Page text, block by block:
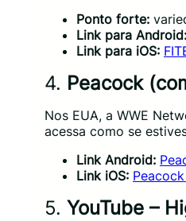
Ponto forte:
Link para Android:
Link para iOS:
4. Peacock
Nos EUA, a WWE
acessa como se
Link Android:
Link iOS:
5. YouTube –